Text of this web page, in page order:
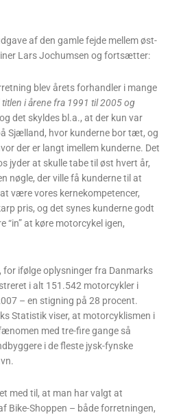
af den gamle fejde mellem øst-
Lars Jochumsen og fortsætter:
blev årets forhandler i mange
i årene fra 1991 til 2005 og
det skyldes bl.a., at der kun var
Sjælland, hvor kunderne bor tæt, og
der er langt imellem kunderne. Det
jyder at skulle tabe til øst hvert år,
nøgle, der ville få kunderne til at
være vores kernekompetencer,
pris, og det synes kunderne godt
“in” at køre motorcykel igen,
for ifølge oplysninger fra Danmarks
i alt 151.542 motorcykler i
– en stigning på 28 procent.
Statistik viser, at motorcyklismen i
med tre-fire gange så
i de fleste jysk-fynske
med til, at man har valgt at
Bike-Shoppen – både forretningen,